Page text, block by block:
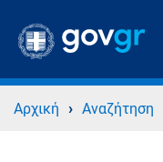
Αρχική › Αναζήτηση